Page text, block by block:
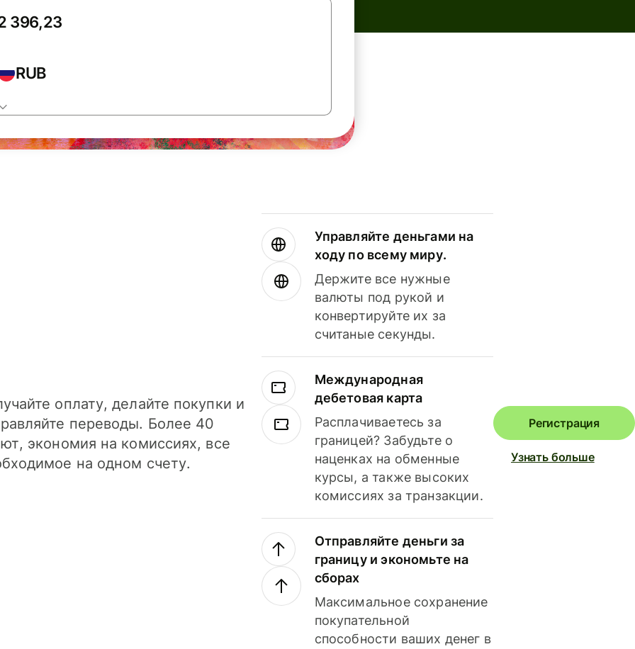
RUB
оплату, делайте покупки и
переводы. Более 40
экономия на комиссиях, все
на одном счету.
Управляйте деньгами на
ходу по всему миру.
Держите все нужные
валюты под рукой и
конвертируйте их за
считаные секунды.
Международная
дебетовая карта
Расплачиваетесь за
границей? Забудьте о
наценках на обменные
курсы, а также высоких
комиссиях за транзакции.
Отправляйте деньги за
границу и экономьте на
сборах
Максимальное сохранение
покупательной
способности ваших денег в
Регистрация
Узнать больше